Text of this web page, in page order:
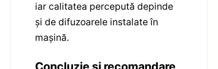
iar calitatea percepută depinde
și de difuzoarele instalate în
mașină.